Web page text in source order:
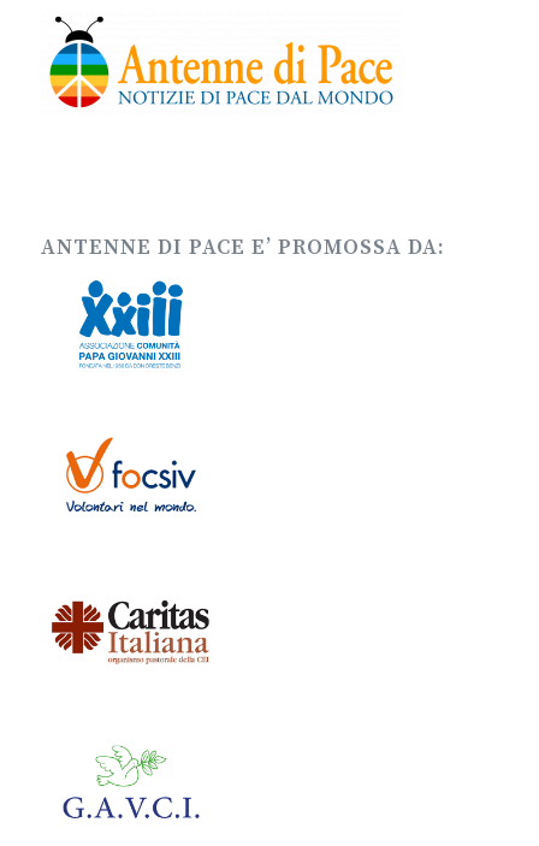
ANTENNE DI PACE E’ PROMOSSA DA: